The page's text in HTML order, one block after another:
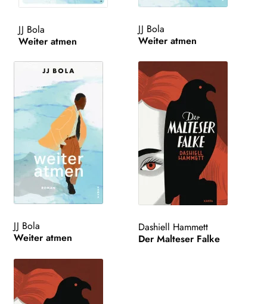
Search:
JJ Bola
Weiter atmen
JJ Bola
Weiter atmen
JJ Bola
Weiter atmen
Dashiell Hammett
Der Malteser Falke